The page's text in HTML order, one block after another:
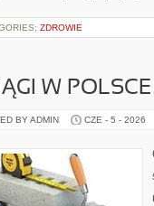
ZDROWIE
W POLSCE
BY ADMIN CZE - 5 - 2026